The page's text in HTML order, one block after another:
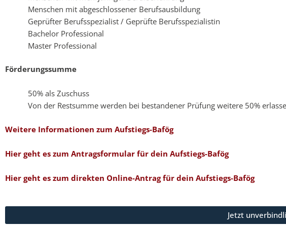
Menschen mit abgeschlossener Berufsausbildung
Geprüfter Berufsspezialist / Geprüfte Berufsspezialistin
Bachelor Professional
Master Professional
Förderungssumme
50% als Zuschuss
Von der Restsumme werden bei bestandener Prüfung weitere 50%
Weitere Informationen zum Aufstiegs-Bafög
Hier geht es zum Antragsformular für dein Aufstiegs-Bafög
Hier geht es zum direkten Online-Antrag für dein Aufstiegs-Bafög
Jetzt